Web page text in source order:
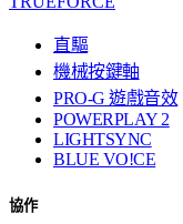
直驅
機械按鍵軸
PRO-G 遊戲音效
POWERPLAY 2
LIGHTSYNC
BLUE VO!CE
協作